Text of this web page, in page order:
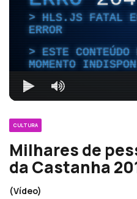
HLS.JS FATAL
ERROR
ESTE
MOMENTO
CULTURA
Milhares de
da Castanha
(Vídeo)